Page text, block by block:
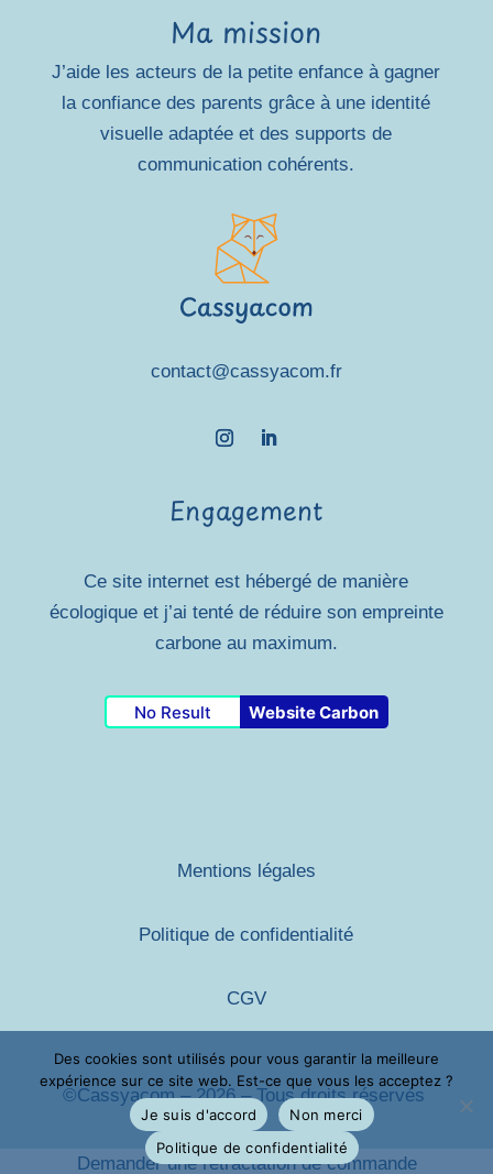
Ma mission
J’aide les acteurs de la petite enfance à gagner
la confiance des parents grâce à une identité
visuelle adaptée et des supports de
communication cohérents.
contact@cassyacom.fr
Engagement
Ce site internet est hébergé de manière
écologique et j’ai tenté de réduire son empreinte
carbone au maximum.
No Result Website Carbon
Mentions légales
Politique deconfidentialité
CGV
©Cassyacom – 2026 – Tous droits réservés
Demander une rétractation de commande
Des cookies sont utilisés pour vous garantir la meilleure
expérience sur ce site web. Est-ce que vous les acceptez ?
Je suis d'accord
Non merci
Politique de confidentialité